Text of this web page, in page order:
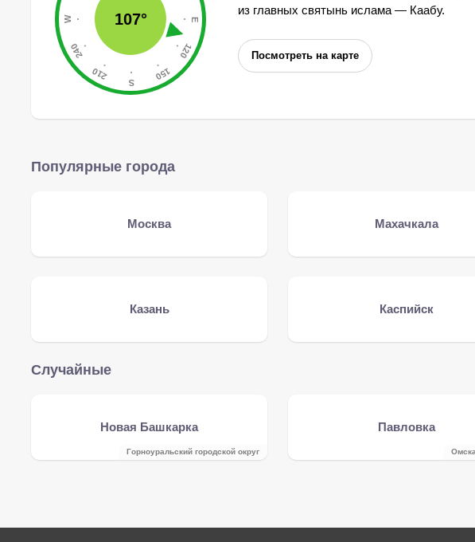
107°
из главных святынь ислама — Каабу.
Посмотреть на карте
Популярные города
Москва Махачкала
Казань Каспийск
Случайные
Новая Башкарка
Горноуральский городской округ
Павловка